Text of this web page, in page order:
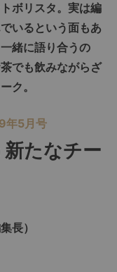
ボリスタ。実は編
いるという面もあ
緒に語り合うの
でも飲みながらざ
ク。
年5月号
新たなチー
長）